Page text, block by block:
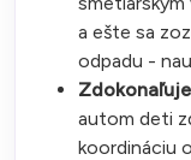
a ešte sa
odpadu -
autom deti
koordináciu